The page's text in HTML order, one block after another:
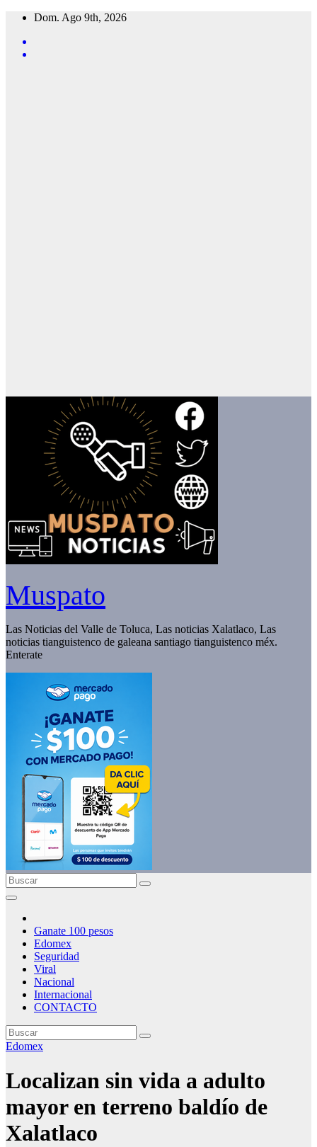
Saltar
contenido
Dom. Ago 9th, 2026
Muspato
Las Noticias del Valle de Toluca, Las noticias Xalatlaco, Las
noticias tianguistenco de galeana santiago tianguistenco méx.
Enterate
Ganate 100 pesos
Edomex
Seguridad
Viral
Nacional
Internacional
CONTACTO
Edomex
Localizan sin vida a adulto
mayor en terreno baldío de
Xalatlaco